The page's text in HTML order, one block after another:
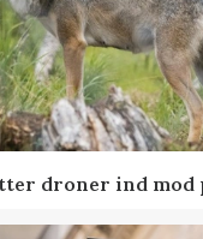
droner ind mod